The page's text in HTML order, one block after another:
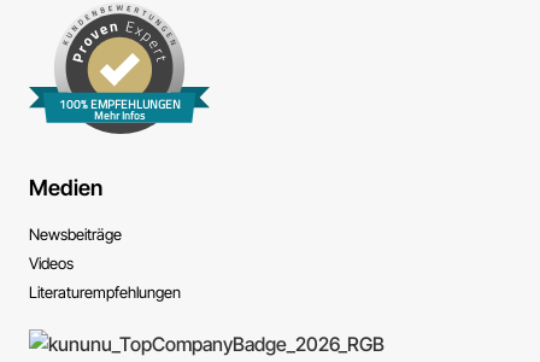
100% EMPFEHLUNGEN
Mehr Infos
Medien
News­beiträge
Videos
Literatur­empfehlungen